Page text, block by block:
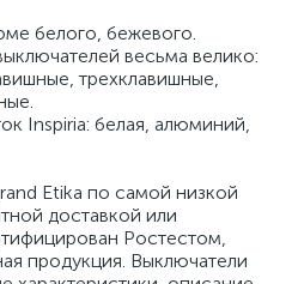
белого, бежевого.
весьма велико:
трехклавишные,
Inspiria: белая, алюминий,
Etika по самой низкой
доставкой или
Ростестом,
продукция. Выключатели